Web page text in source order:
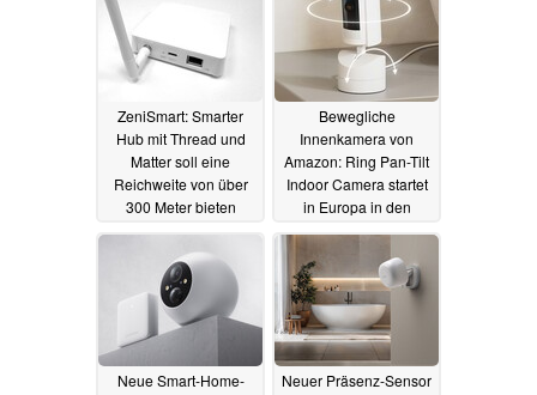
ZeniSmart: Smarter
Hub mit Thread und
Matter soll eine
Reichweite von über
300 Meter bieten
20.08.2024
Bewegliche
Innenkamera von
Amazon: Ring Pan-Tilt
Indoor Camera startet
in Europa in den
15.08.2024
Neue Smart-Home-
Neuer Präsenz-Sensor